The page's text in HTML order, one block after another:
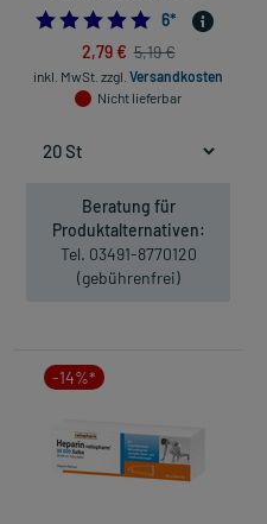
5.0
6*
2,79 € 5,19 €
inkl. MwSt. zzgl. Versandkosten
Nicht lieferbar
Beratung für
Produktalternativen:
Tel. 03491-8770120
(gebührenfrei)
-14%*